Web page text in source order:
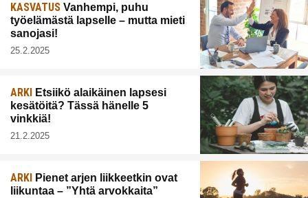
KASVATUS Vanhempi, puhu
työelämästä lapselle – mutta mieti
sanojasi!
25.2.2025
ARKI
Etsiikö alaikäinen lapsesi
kesätöitä? Tässä hänelle 5
vinkkiä!
21.2.2025
ARKI
Pienet arjen liikkeetkin ovat
liikuntaa – ”Yhtä arvokkaita”